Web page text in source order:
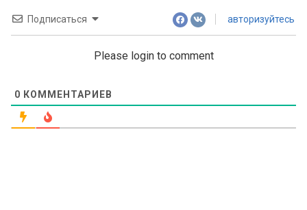
Подписаться авторизуйтесь
Please login to comment
0 КОММЕНТАРИЕВ